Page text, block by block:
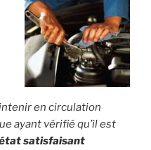
en circulation
ayant vérifié qu’il est
satisfaisant